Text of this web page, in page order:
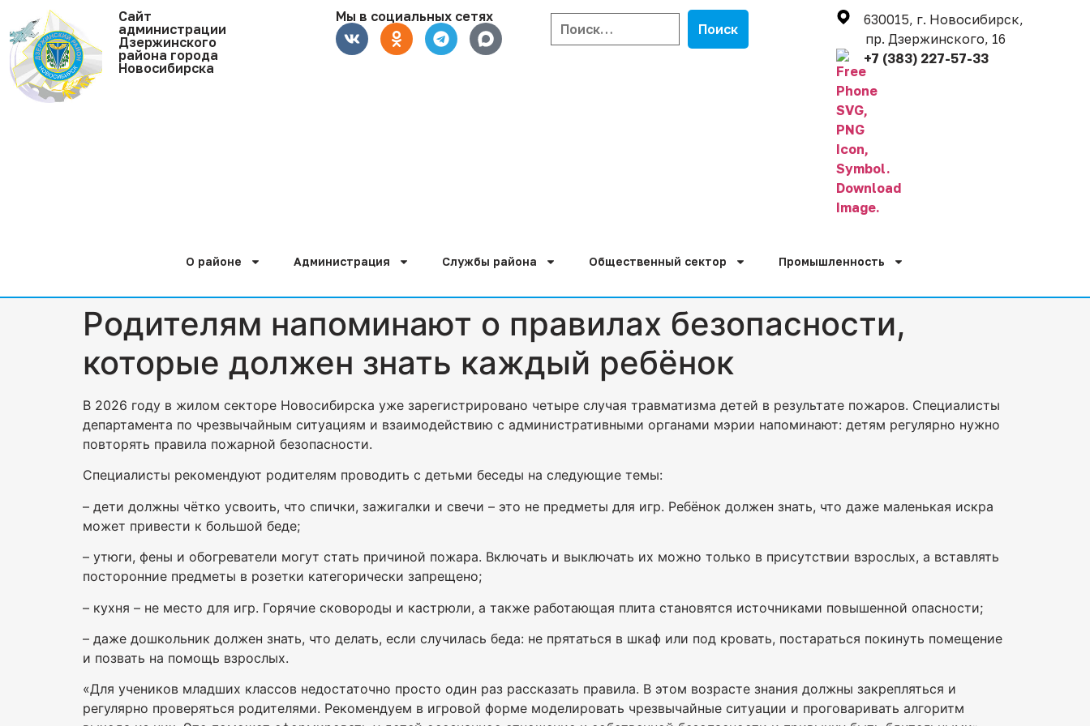
Cайт
администрации
Дзержинского
района города
Новосибирска
Мы в социальных сетях
630015, г. Новосибирск,
пр. Дзержинского, 16
+7 (383) 227-57-33
О районе Администрация Службы района Общественный сектор Промышленность
Родителям напоминают о правилах безопасности,
которые должен знать каждый ребёнок
В 2026 году в жилом секторе Новосибирска уже зарегистрировано четыре случая травматизма детей в результате пожаров. Специалисты
департамента по чрезвычайным ситуациям и взаимодействию с административными органами мэрии напоминают: детям регулярно нужно
повторять правила пожарной безопасности.
Специалисты рекомендуют родителям проводить с детьми беседы на следующие темы:
– дети должны чётко усвоить, что спички, зажигалки и свечи – это не предметы для игр. Ребёнок должен знать, что даже маленькая искра
может привести к большой беде;
– утюги, фены и обогреватели могут стать причиной пожара. Включать и выключать их можно только в присутствии взрослых, а вставлять
посторонние предметы в розетки категорически запрещено;
– кухня – не место для игр. Горячие сковороды и кастрюли, а также работающая плита становятся источниками повышенной опасности;
– даже дошкольник должен знать, что делать, если случилась беда: не прятаться в шкаф или под кровать, постараться покинуть помещение
и позвать на помощь взрослых.
«Для учеников младших классов недостаточно просто один раз рассказать правила. В этом возрасте знания должны закрепляться и
регулярно проверяться родителями. Рекомендуем в игровой форме моделировать чрезвычайные ситуации и проговаривать алгоритм